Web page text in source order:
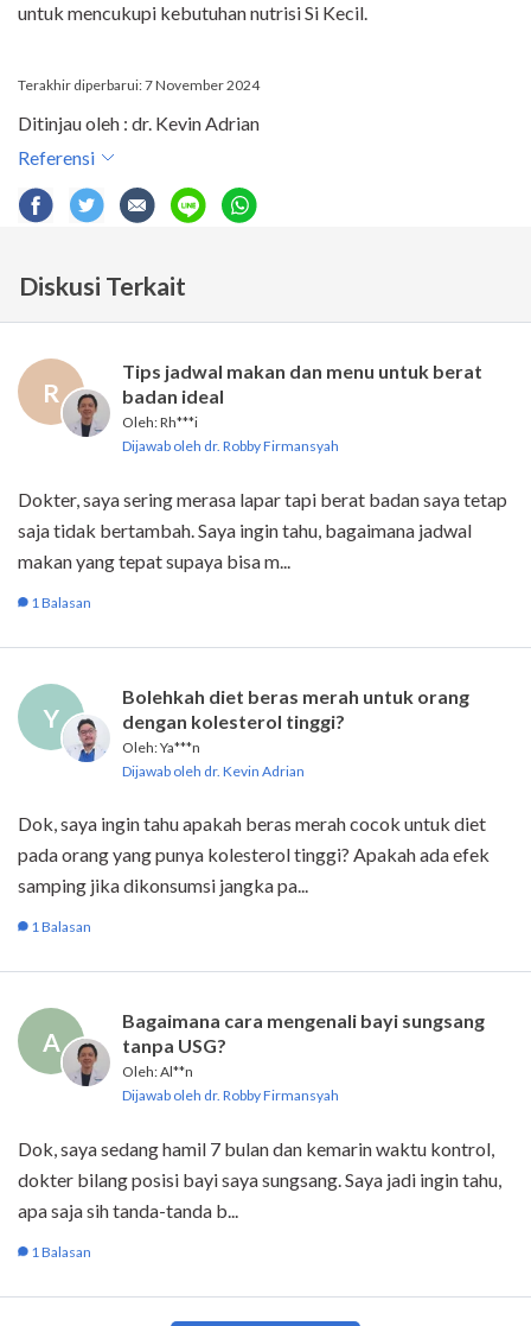
untuk mencukupi kebutuhan nutrisi Si Kecil.
Terakhir diperbarui: 7 November 2024